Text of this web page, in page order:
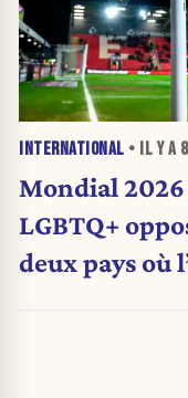
INTERNATIONAL • IL Y A
Mondial
LGBTQ+
deux pays où